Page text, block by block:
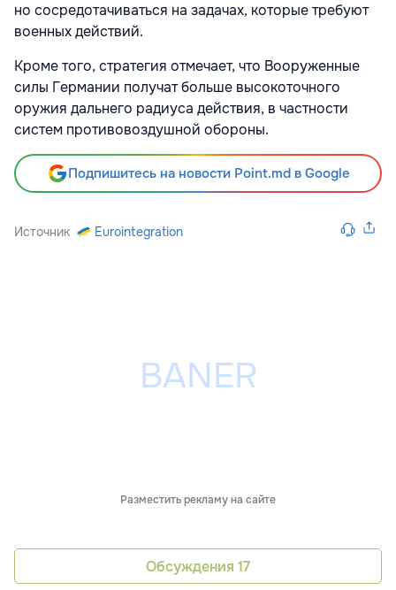
но сосредотачиваться на задачах, которые требуют
военных действий.
Кроме того, стратегия отмечает, что Вооруженные
силы Германии получат больше высокоточного
оружия дальнего радиуса действия, в частности
систем противовоздушной обороны.
Подпишитесь на новости Point.md в Google
Источник Eurointegration
Разместить рекламу на сайте
Обсуждения 17